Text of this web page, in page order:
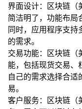
界面设计：区块链（
简洁明了，功能布局
同时，应用程序支持
的需求。
交易功能：区块链（
能，包括现货交易、
自己的需求选择合适
易。
客户服务：区块链（